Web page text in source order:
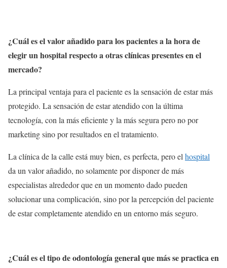
¿Cuál es el valor añadido para los pacientes a la hora de
elegir un hospital respecto a otras clínicas presentes en el
mercado?
La principal ventaja para el paciente es la sensación de estar más
protegido. La sensación de estar atendido con la última
tecnología, con la más eficiente y la más segura pero no por
marketing sino por resultados en el tratamiento.
La clínica de la calle está muy bien, es perfecta, pero el hospital
da un valor añadido, no solamente por disponer de más
especialistas alrededor que en un momento dado pueden
solucionar una complicación, sino por la percepción del paciente
de estar completamente atendido en un entorno más seguro.
¿Cuál es el tipo de odontología general que más se practica en